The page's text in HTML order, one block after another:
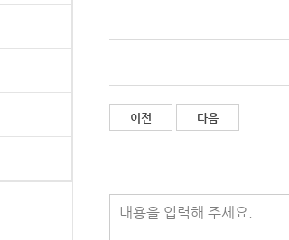
이전 다음
내용을 입력해 주세요.